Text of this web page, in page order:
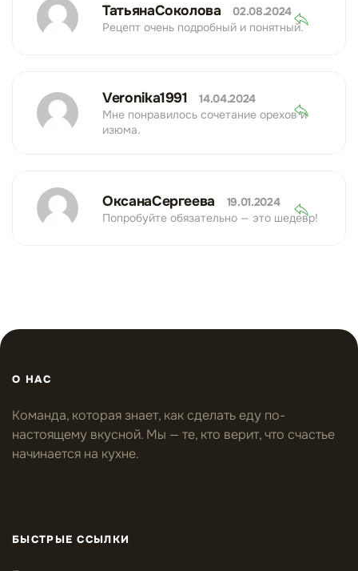
ТатьянаСоколова
02.08.2024
Рецепт очень подробный и понятный.
Veronika1991
14.04.2024
Мне понравилось сочетание орехов и
изюма.
ОксанаСергеева
19.01.2024
Попробуйте обязательно — это шедевр!
О НАС
Команда, которая знает, как сделать еду по-
настоящему вкусной. Мы — те, кто верит, что счастье
начинается на кухне.
БЫСТРЫЕ ССЫЛКИ